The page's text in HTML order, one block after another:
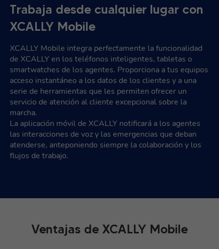
Trabaja desde cualquier lugar con
XCALLY Mobile
XCALLY Mobile integra perfectamente la funcionalidad
de XCALLY en los teléfonos inteligentes, tabletas o
smartwatches de los agentes. Proporciona a tus equipos
acceso instantáneo a los datos de los clientes y a una
serie de herramientas que les permiten ofrecer un
servicio de atención al cliente excepcional sobre la
marcha.
La aplicación móvil de XCALLY notificará a los agentes
las interacciones de voz y las emergencias que deban
atenderse, anteponiendo siempre la colaboración y los
flujos de trabajo.
Ventajas de XCALLY Mobile